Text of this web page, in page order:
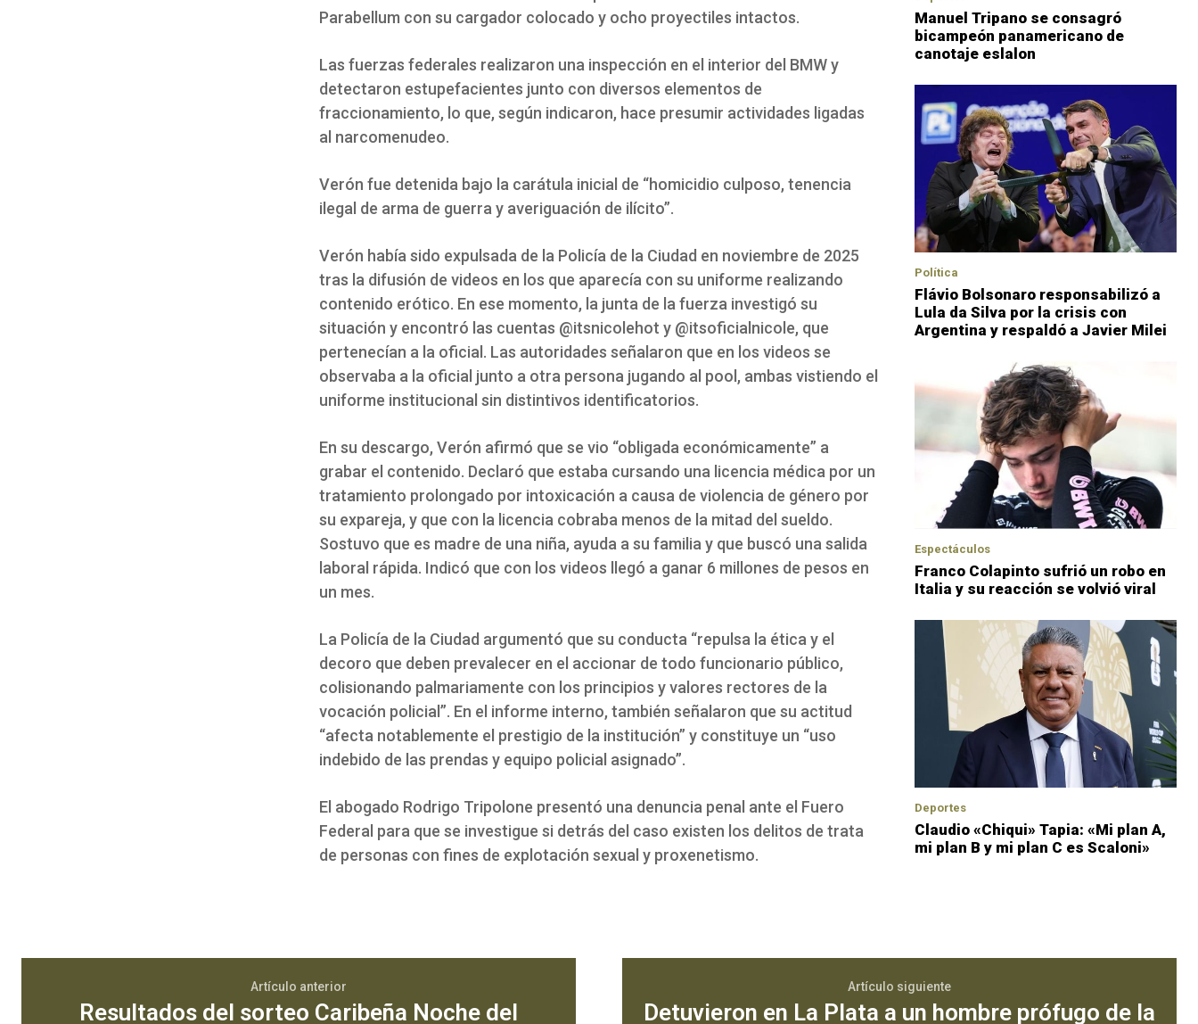
Parabellum con su cargador colocado y ocho proyectiles intactos.
Las fuerzas federales realizaron una inspección en el interior del BMW y
detectaron estupefacientes junto con diversos elementos de
fraccionamiento, lo que, según indicaron, hace presumir actividades ligadas
al narcomenudeo.
Verón fue detenida bajo la carátula inicial de “homicidio culposo, tenencia
ilegal de arma de guerra y averiguación de ilícito”.
Verón había sido expulsada de la Policía de la Ciudad en noviembre de 2025
tras la difusión de videos en los que aparecía con su uniforme realizando
contenido erótico. En ese momento, la junta de la fuerza investigó su
situación y encontró las cuentas @itsnicolehot y @itsoficialnicole, que
pertenecían a la oficial. Las autoridades señalaron que en los videos se
observaba a la oficial junto a otra persona jugando al pool, ambas vistiendo el
uniforme institucional sin distintivos identificatorios.
En su descargo, Verón afirmó que se vio “obligada económicamente” a
grabar el contenido. Declaró que estaba cursando una licencia médica por un
tratamiento prolongado por intoxicación a causa de violencia de género por
su expareja, y que con la licencia cobraba menos de la mitad del sueldo.
Sostuvo que es madre de una niña, ayuda a su familia y que buscó una salida
laboral rápida. Indicó que con los videos llegó a ganar 6 millones de pesos en
un mes.
La Policía de la Ciudad argumentó que su conducta “repulsa la ética y el
decoro que deben prevalecer en el accionar de todo funcionario público,
colisionando palmariamente con los principios y valores rectores de la
vocación policial”. En el informe interno, también señalaron que su actitud
“afecta notablemente el prestigio de la institución” y constituye un “uso
indebido de las prendas y equipo policial asignado”.
El abogado Rodrigo Tripolone presentó una denuncia penal ante el Fuero
Federal para que se investigue si detrás del caso existen los delitos de trata
de personas con fines de explotación sexual y proxenetismo.
Manuel Tripano se consagró
bicampeón panamericano de
canotaje eslalon
Política
Flávio Bolsonaro responsabilizó a
Lula da Silva por la crisis con
Argentina y respaldó a Javier Milei
Espectáculos
Franco Colapinto sufrió un robo en
Italia y su reacción se volvió viral
Deportes
Claudio «Chiqui» Tapia: «Mi plan A,
mi plan B y mi plan C es Scaloni»
Artículo anterior
Resultados del sorteo Caribeña Noche del
Artículo siguiente
Detuvieron en La Plata a un hombre prófugo de la